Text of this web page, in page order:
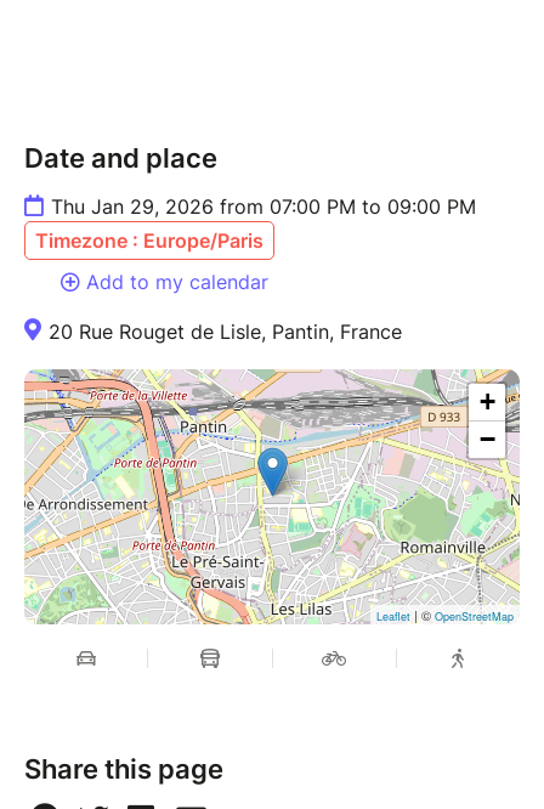
Date and place
Thu Jan 29, 2026 from 07:00 PM to 09:00 PM
Timezone : Europe/Paris
Add to my calendar
20 Rue Rouget de Lisle, Pantin, France
+
−
Leaflet| © OpenStreetMap
Share this page